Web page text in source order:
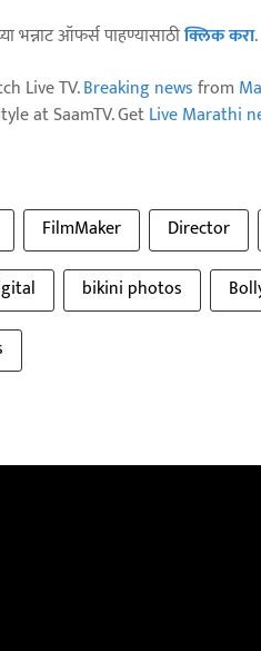
भन्नाट ऑफर्स पाहण्यासाठीक्लिक करा.
Live TV.Breaking newsfrom
at SaamTV. GetLive Marathi
FilmMaker Director
bikini photos